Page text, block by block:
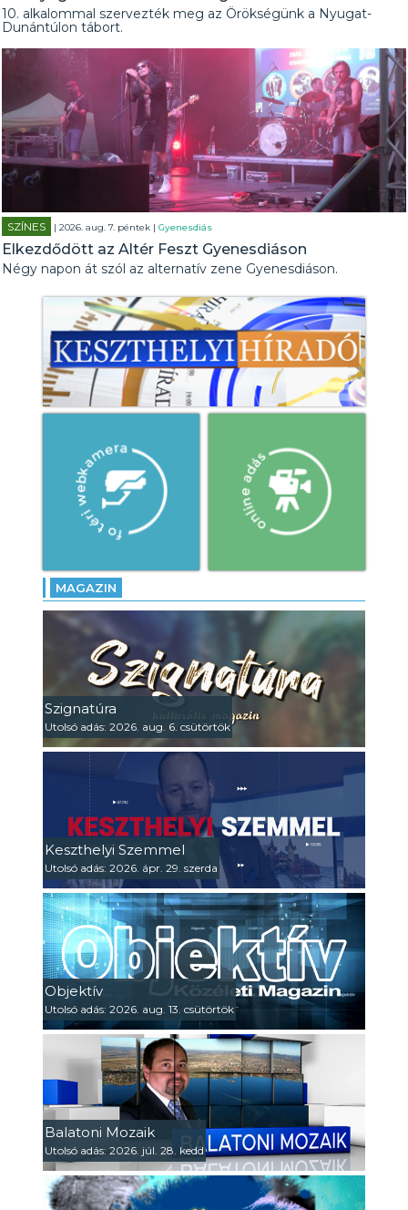
10. alkalommal szervezték meg az Örökségünk a Nyugat-
Dunántúlon tábort.
SZÍNES | 2026. aug. 7. péntek |Gyenesdiás
Elkezdődött az Altér Feszt Gyenesdiáson
Négy napon át szól az alternatív zene Gyenesdiáson.
MAGAZIN
Szignatúra
Utolsó adás: 2026. aug. 6. csütörtök
Keszthelyi Szemmel
Utolsó adás: 2026. ápr. 29. szerda
Objektív
Utolsó adás: 2026. aug. 13. csütörtök
Balatoni Mozaik
Utolsó adás: 2026. júl. 28. kedd